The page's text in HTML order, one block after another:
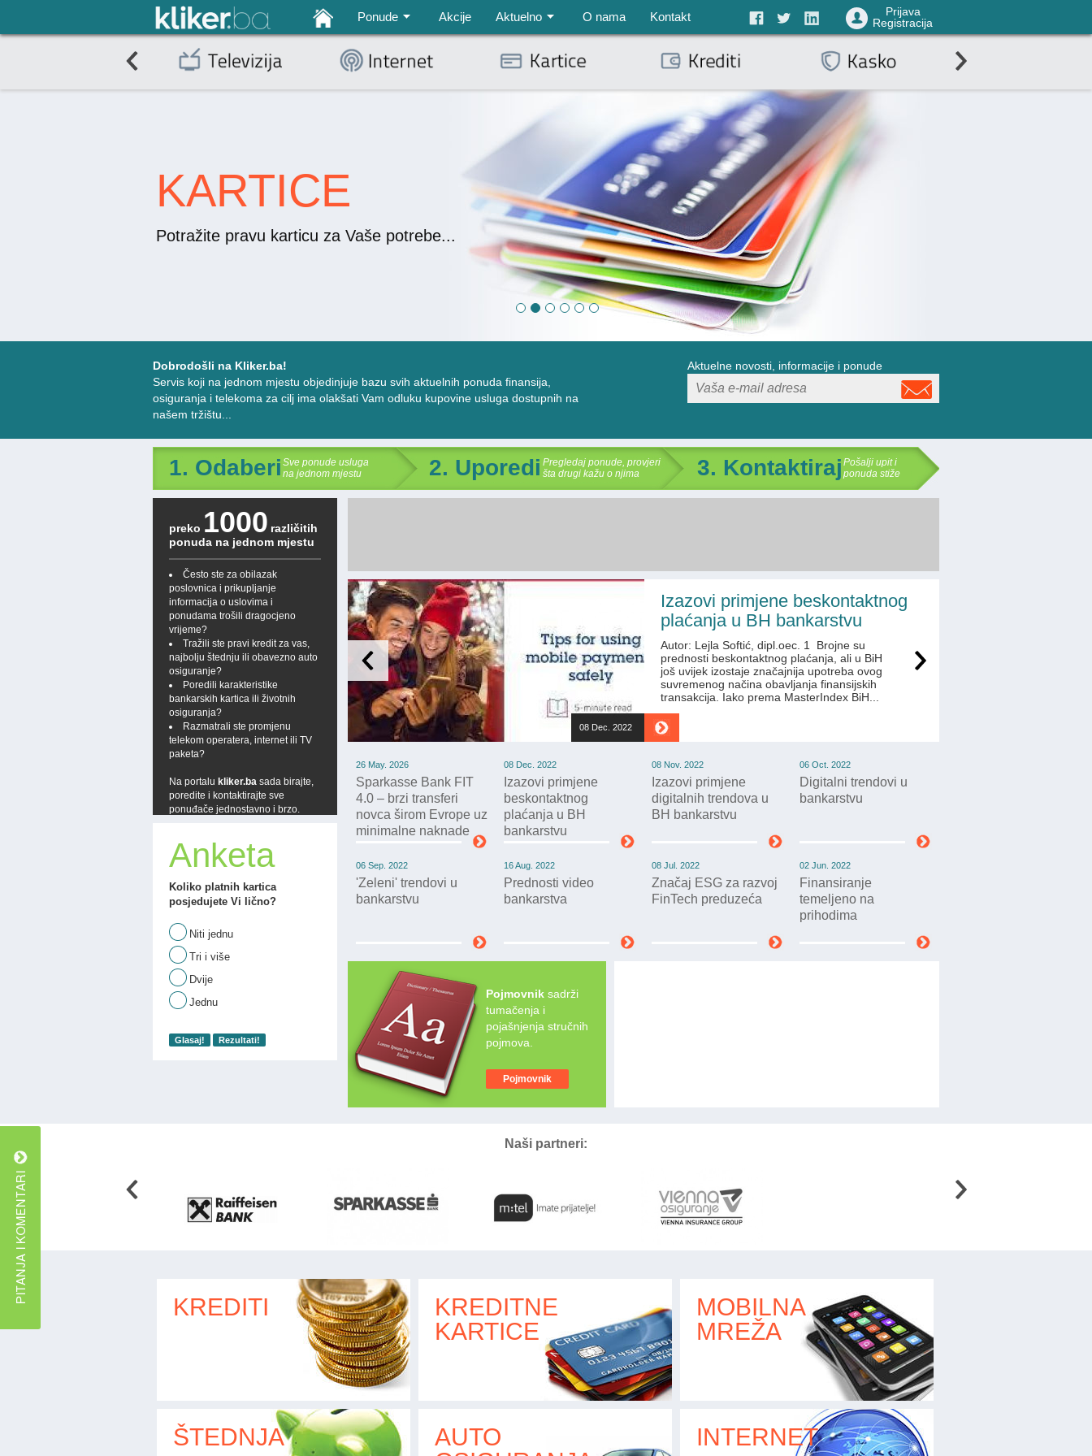
Ponude Akcije Aktuelno O nama Kontakt
Prijava
Registracija
KARTICE
Potražite pravu karticu za Vaše potrebe...
Dobrodošli na Kliker.ba!
Servis koji na jednom mjestu objedinjuje bazu svih aktuelnih ponuda finansija,
osiguranja i telekoma za cilj ima olakšati Vam odluku kupovine usluga dostupnih na
našem tržištu...
Aktuelne novosti, informacije i ponude
1. Odaberi Sve ponude usluga
na jednom mjestu
2. Uporedi Pregledaj ponude, provjeri
šta drugi kažu o njima
3. Kontaktiraj Pošalji upit i
ponuda stiže
preko 1000 različitih
ponuda na jednom mjestu
Često ste za obilazak
poslovnica i prikupljanje
informacija o uslovima i
ponudama trošili dragocjeno
vrijeme?
Tražili ste pravi kredit za vas,
najbolju štednju ili obavezno auto
osiguranje?
Poredili karakteristike
bankarskih kartica ili životnih
osiguranja?
Razmatrali ste promjenu
telekom operatera, internet ili TV
paketa?
Na portalu kliker.ba sada birajte,
poredite i kontaktirajte sve
ponuđače jednostavno i brzo.
Anketa
Koliko platnih kartica
posjedujete Vi lično?
Niti jednu
Tri i više
Dvije
Jednu
Glasaj! Rezultati!
Sparkasse Bank FIT 4.0 – brzi
transferi novca širom Evrope uz
minimalne naknade
Sparkasse Bank BiH je uvela FIT 4.0
(Fast Intragroup Transfer), unaprijeđeni
interni sistem međunarodnih
transfera/plaćanjaunutar banaka članica
Erste i Steiermaerkische Sparkasse
grupacije, koji donosi još povoljnije i...
08 Dec. 2022
Izazovi primjene beskontaktnog
plaćanja u BH bankarstvu
Autor: Lejla Softić, dipl.oec. 1 Brojne su
prednosti beskontaktnog plaćanja, ali u BiH
još uvijek izostaje značajnija upotreba ovog
suvremenog načina obavljanja finansijskih
transakcija. Iako prema MasterIndex BiH...
26 May. 2026
Sparkasse Bank FIT
4.0 – brzi transferi
novca širom Evrope uz
minimalne naknade
08 Dec. 2022
Izazovi primjene
beskontaktnog
plaćanja u BH
bankarstvu
08 Nov. 2022
Izazovi primjene
digitalnih trendova u
BH bankarstvu
06 Oct. 2022
Digitalni trendovi u
bankarstvu
06 Sep. 2022
'Zeleni' trendovi u
bankarstvu
16 Aug. 2022
Prednosti video
bankarstva
08 Jul. 2022
Značaj ESG za razvoj
FinTech preduzeća
02 Jun. 2022
Finansiranje
temeljeno na
prihodima
Pojmovnik sadrži
tumačenja i
pojašnjenja stručnih
pojmova.
Pojmovnik
Naši partneri:
KREDITI
KREDITNE
KARTICE
MOBILNA
MREŽA
ŠTEDNJA
AUTO
INTERNET